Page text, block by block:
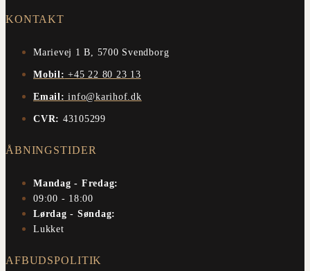
KONTAKT
Marievej 1 B, 5700 Svendborg
Mobil: +45 22 80 23 13
Email: info@karihof.dk
CVR: 43105299
ÅBNINGSTIDER
Mandag - Fredag:
09:00 - 18:00
Lørdag - Søndag:
Lukket
AFBUDSPOLITIK